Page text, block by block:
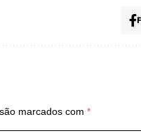
marcados com *